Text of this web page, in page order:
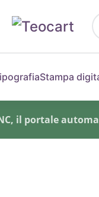
Stampa
il portale